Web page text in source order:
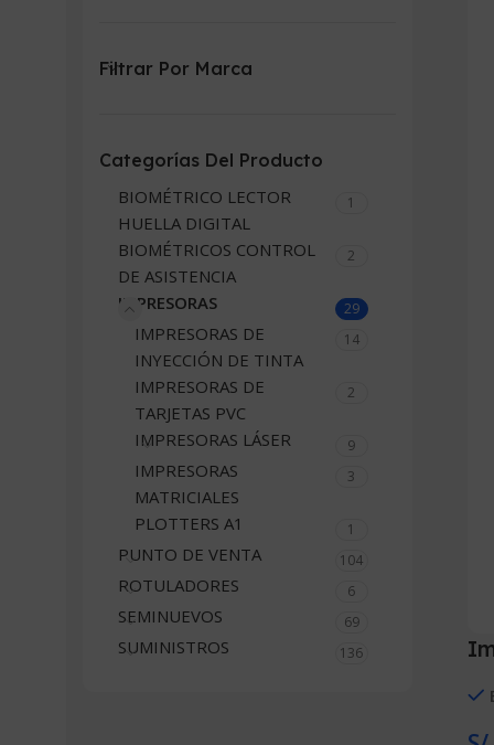
Filtrar Por Marca
Categorías Del Producto
BIOMÉTRICO LECTOR
HUELLA DIGITAL
1
BIOMÉTRICOS CONTROL
DE ASISTENCIA
2
IMPRESORAS 29
IMPRESORAS DE
INYECCIÓN DE TINTA
14
IMPRESORAS DE
TARJETAS PVC
2
IMPRESORAS LÁSER 9
IMPRESORAS
MATRICIALES
3
PLOTTERS A1 1
PUNTO DE VENTA 104
ROTULADORES 6
SEMINUEVOS 69
SUMINISTROS 136